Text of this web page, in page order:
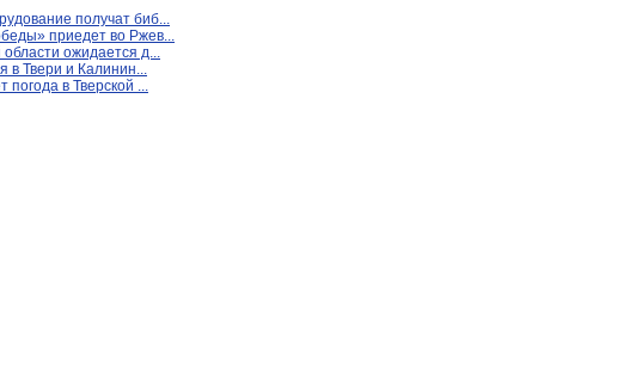
получат биб...
приедет во Ржев...
области ожидается д...
в Твери и Калинин...
погода в Тверской ...